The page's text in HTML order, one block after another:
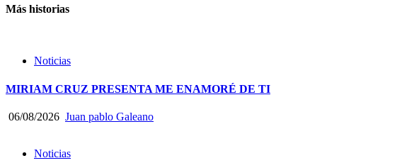
Más historias
Noticias
MIRIAM CRUZ PRESENTA ME ENAMORÉ DE TI
06/08/2026 Juan pablo Galeano
Noticias